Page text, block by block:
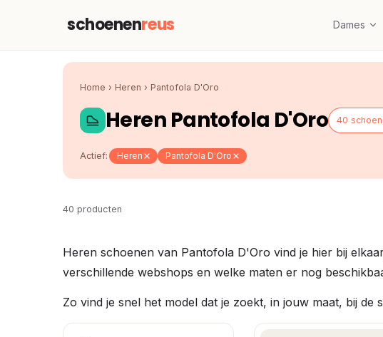
schoenenreus Dames
Home › Heren › Pantofola D'Oro
Heren Pantofola D'Oro 40
Actief: Heren Pantofola D'Oro
40 producten
Heren schoenen van Pantofola D'Oro vind je hier bij
verschillende webshops en welke maten er nog
Zo vind je snel het model dat je zoekt, in jouw maat, bij de